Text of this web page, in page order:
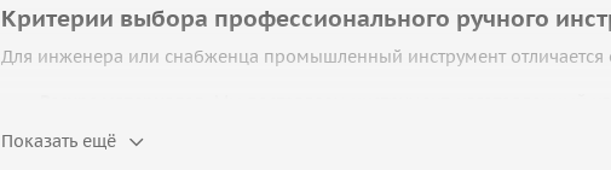
Критерии выбора профессионального ручного
Для инженера или снабженца промышленный инструмент
Промышленная эргономика:
Показать ещё